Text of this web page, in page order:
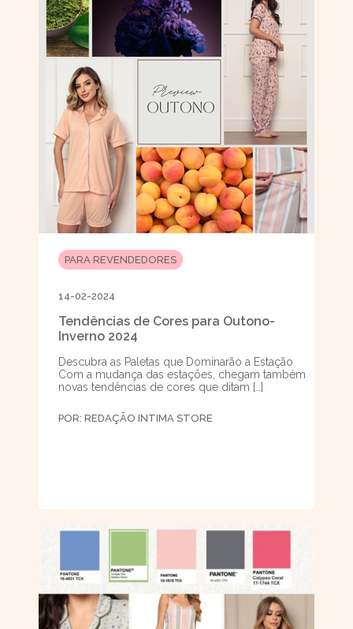
PARA REVENDEDORES
14-02-2024
Tendências de Cores para Outono-
Inverno 2024
Descubra as Paletas que Dominarão a Estação
Com a mudança das estações, chegam também
novas tendências de cores que ditam […]
POR: REDAÇÃO INTIMA STORE